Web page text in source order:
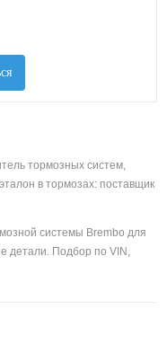
тормозных систем,
в тормозах: поставщик
системы Brembo для
детали. Подбор по VIN,